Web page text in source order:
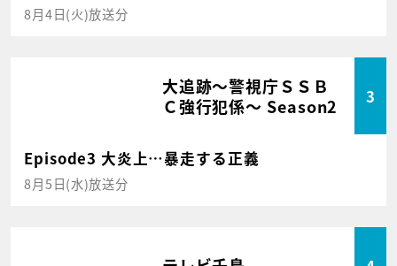
8月4日(火)放送分
大追跡～警視庁ＳＳＢ
Ｃ強行犯係～ Season2
3
Episode3 大炎上…暴走する正義
8月5日(水)放送分